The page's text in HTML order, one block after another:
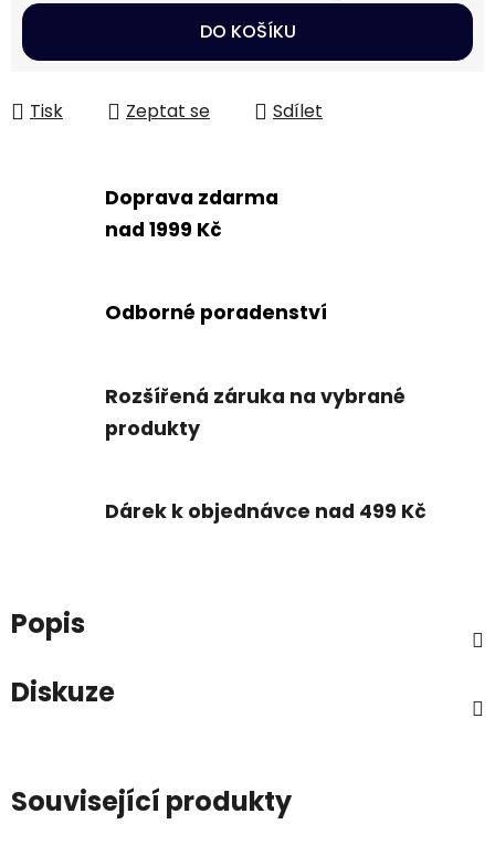
Měrná cena:
DO KOŠÍKU
Tisk Zeptat se Sdílet
Doprava zdarma
nad 1999 Kč
Odborné poradenství
Rozšířená záruka na vybrané
produkty
Dárek k objednávce nad 499 Kč
Popis
Diskuze
Související produkty